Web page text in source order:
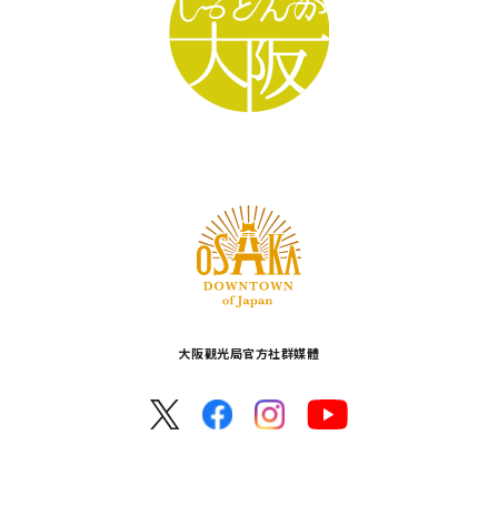
大阪觀光局官方社群媒體